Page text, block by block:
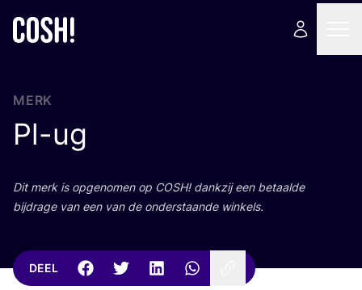
MERK
Pl-ug
Dit merk is opge­no­men op COSH! dank­zij een betaal­de
bij­dra­ge van een van de onder­staan­de winkels.
DEEL